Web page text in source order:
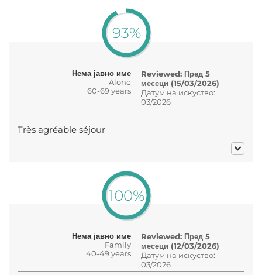
93%
Нема јавно име
Alone
60-69 years
Reviewed: Пред 5
месеци (15/03/2026)
Датум на искуство:
03/2026
Très agréable séjour
100%
Нема јавно име
Family
40-49 years
Reviewed: Пред 5
месеци (12/03/2026)
Датум на искуство:
03/2026